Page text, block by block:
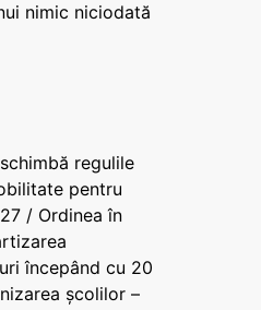
nimic niciodată
regulile
pentru
/ Ordinea în
începând cu 20
școlilor –